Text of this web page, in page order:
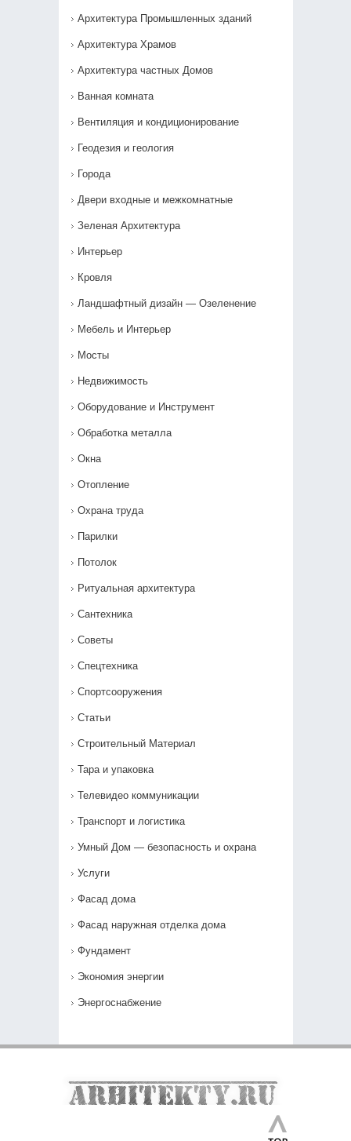
Архитектура Промышленных зданий
Архитектура Храмов
Архитектура частных Домов
Ванная комната
Вентиляция и кондиционирование
Геодезия и геология
Города
Двери входные и межкомнатные
Зеленая Архитектура
Интерьер
Кровля
Ландшафтный дизайн — Озеленение‎
Мебель и Интерьер
Мосты
Недвижимость
Оборудование и Инструмент
Обработка металла
Окна
Отопление
Охрана труда
Парилки
Потолок
Ритуальная архитектура
Сантехника
Советы
Спецтехника
Спортсооружения
Статьи
Строительный Материал
Тара и упаковка
Телевидео коммуникации
Транспорт и логистика
Умный Дом — безопасность и охрана
Услуги
Фасад дома
Фасад наружная отделка дома
Фундамент
Экономия энергии
Энергоснабжение